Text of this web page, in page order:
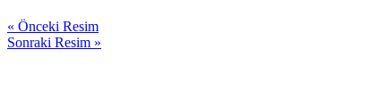
« Önceki Resim
Sonraki Resim »